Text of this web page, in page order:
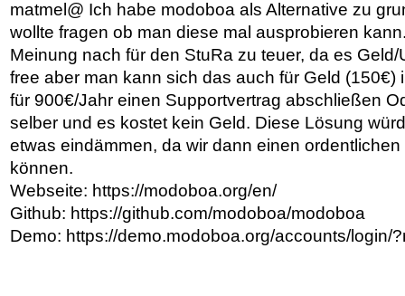
matmel@ Ich habe modoboa als Alternative zu
wollte fragen ob man diese mal ausprobieren
Meinung nach für den StuRa zu teuer, da es
free aber man kann sich das auch für Geld (150€)
für 900€/Jahr einen Supportvertrag abschließen
selber und es kostet kein Geld. Diese Lösung
etwas eindämmen, da wir dann einen
können.
Webseite: https://modoboa.org/en/
Github: https://github.com/modoboa/modoboa
Demo: https://demo.modoboa.org/accounts/login/